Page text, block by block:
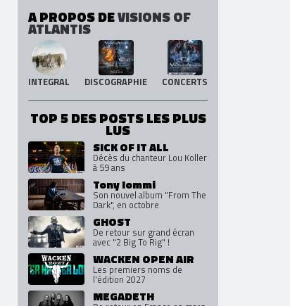
A PROPOS DEVISIONS OF
ATLANTIS
INTEGRAL DISCOGRAPHIE CONCERTS
TOP 5 DES POSTS LES PLUS
LUS
SICK OF IT ALL
Décès du chanteur Lou Koller
à 59 ans
Tony Iommi
Son nouvel album "From The
Dark", en octobre
GHOST
De retour sur grand écran
avec "2 Big To Rig" !
WACKEN OPEN AIR
Les premiers noms de
l'édition 2027
MEGADETH